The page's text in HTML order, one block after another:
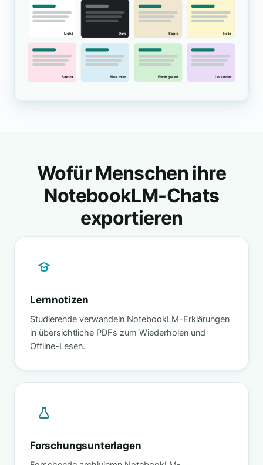
Wofür Menschen ihre
NotebookLM-Chats
exportieren
Lernnotizen
Studierende verwandeln NotebookLM-Erklärungen
in übersichtliche PDFs zum Wiederholen und
Offline-Lesen.
Forschungsunterlagen